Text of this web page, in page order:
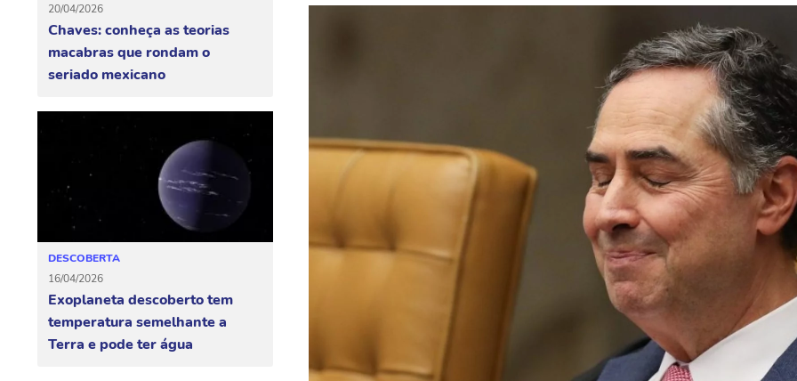
20/04/2026
Chaves: conheça as teorias
macabras que rondam o
seriado mexicano
DESCOBERTA
16/04/2026
Exoplaneta descoberto tem
temperatura semelhante a
Terra e pode ter água